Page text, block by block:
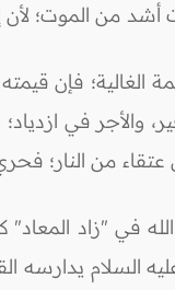
أشد من الموت؛ لأن
الغالية؛ فإن
والأجر في
عتقاء من
في "زاد
عليه السلام